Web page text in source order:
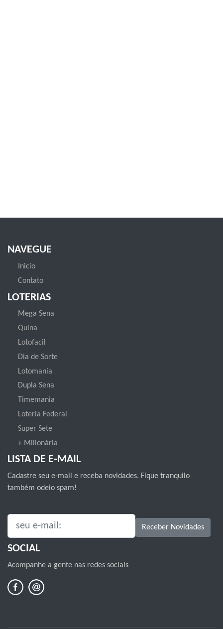
NAVEGUE
Inicio
Contato
LOTERIAS
Mega Sena
Quina
Lotofacil
Dia de Sorte
Lotomania
Dupla Sena
Timemania
Loteria Federal
Super Sete
+ Milionária
LISTA DE E-MAIL
Cadastre seu e-mail e receba novidades. Fique tranquilo
também odeio spam!
SEU E-MAIL: Receber Novidades
SOCIAL
Acompanhe a gente nas redes sociais